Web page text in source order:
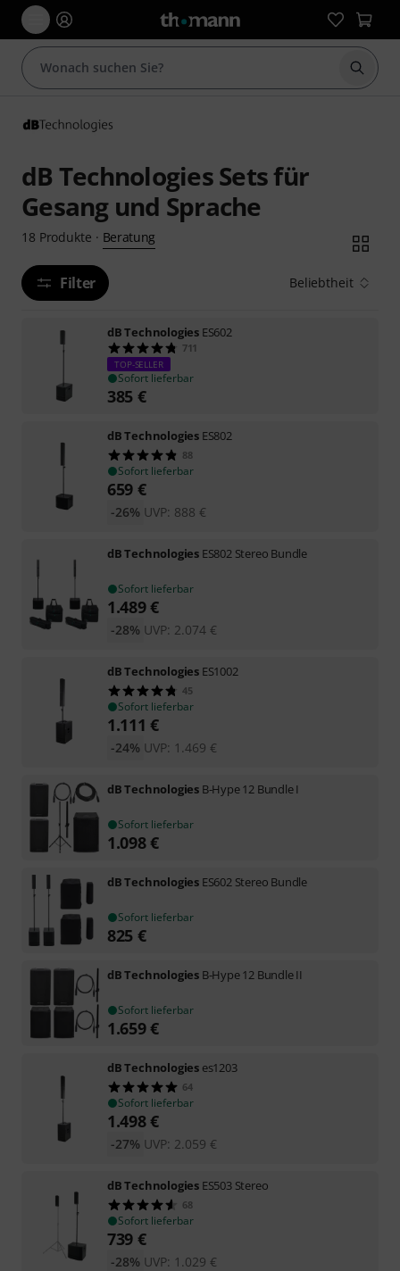
Suche
dB Technologies Sets für
Gesang und Sprache
18 Produkte · Beratung
Filter Beliebtheit
dB Technologies ES602
711
TOP-SELLER
Sofort lieferbar
385 €
dB Technologies ES802
88
Sofort lieferbar
659 €
UVP: 888 €
-26%
dB Technologies ES802 Stereo Bundle
Sofort lieferbar
1.489€
UVP: 2.074 €
-28%
dB Technologies ES1002
45
Sofort lieferbar
1.111 €
UVP: 1.469 €
-24%
dB Technologies B-Hype 12 Bundle I
Sofort lieferbar
1.098€
dB Technologies ES602 Stereo Bundle
Sofort lieferbar
825 €
dB Technologies B-Hype 12 Bundle II
Sofort lieferbar
1.659€
dB Technologies es1203
64
Sofort lieferbar
1.498€
UVP: 2.059 €
-27%
dB Technologies ES503 Stereo
68
Sofort lieferbar
739 €
UVP: 1.029 €
-28%